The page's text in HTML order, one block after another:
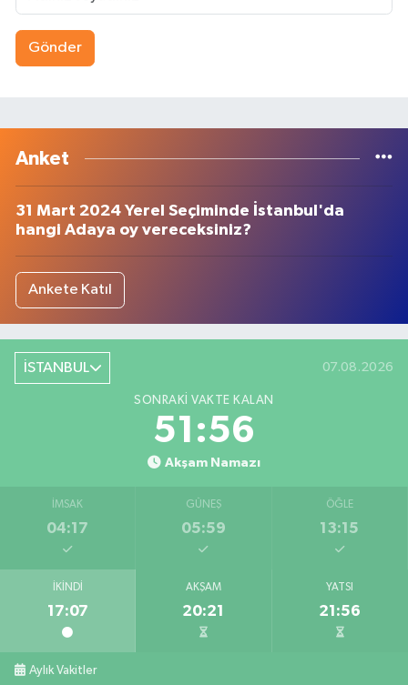
Gönder
Anket
31 Mart 2024 Yerel Seçiminde İstanbul'da
hangi Adaya oy vereceksiniz?
Ankete Katıl
İSTANBUL 07.08.2026
SONRAKI VAKTE KALAN
51:55
Akşam Namazı
İMSAK
04:17
GÜNEŞ
05:59
ÖĞLE
13:15
İKINDI
17:07
AKŞAM
20:21
YATSI
21:56
Aylık Vakitler